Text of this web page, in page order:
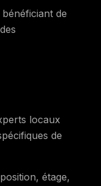
de
locaux
de
étage,